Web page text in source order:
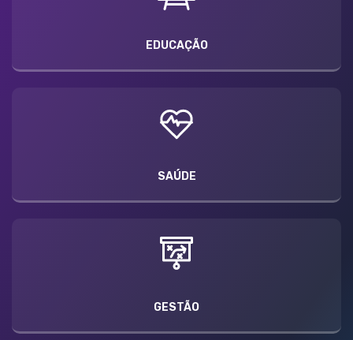
EDUCAÇÃO
SAÚDE
GESTÃO